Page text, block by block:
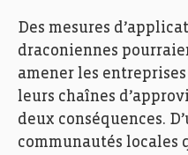
Des mesures
draconiennes
amener les
leurs chaînes
deux conséquences.
communautés locales